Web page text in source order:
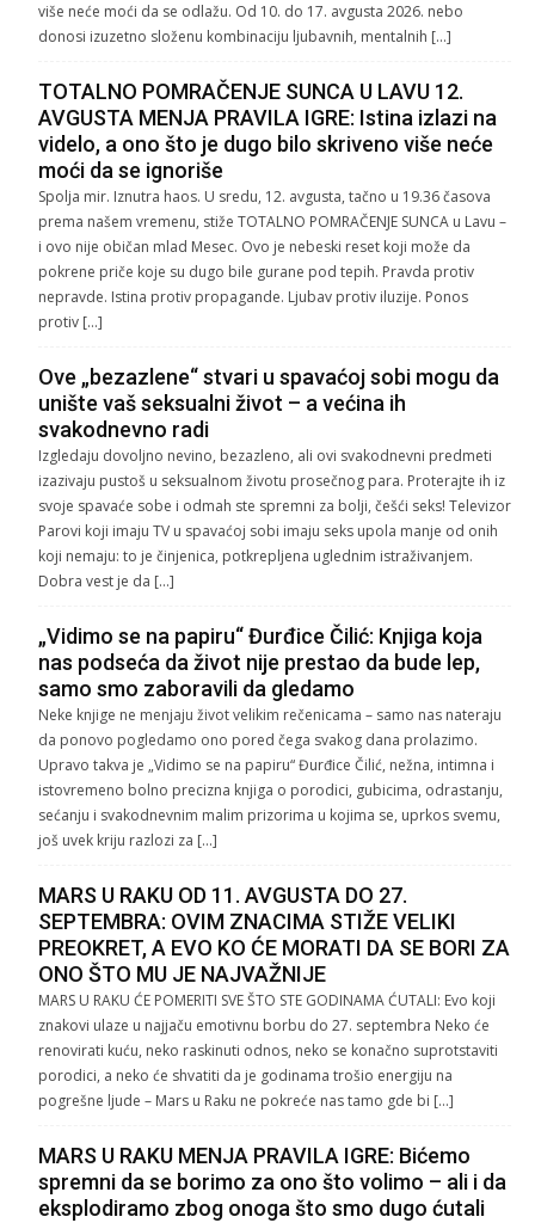
više neće moći da se odlažu. Od 10. do 17. avgusta 2026. nebo
donosi izuzetno složenu kombinaciju ljubavnih, mentalnih […]
TOTALNO POMRAČENJE SUNCA U LAVU 12.
AVGUSTA MENJA PRAVILA IGRE: Istina izlazi na
videlo, a ono što je dugo bilo skriveno više neće
moći da se ignoriše
Spolja mir. Iznutra haos. U sredu, 12. avgusta, tačno u 19.36 časova
prema našem vremenu, stiže TOTALNO POMRAČENJE SUNCA u Lavu –
i ovo nije običan mlad Mesec. Ovo je nebeski reset koji može da
pokrene priče koje su dugo bile gurane pod tepih. Pravda protiv
nepravde. Istina protiv propagande. Ljubav protiv iluzije. Ponos
protiv […]
Ove „bezazlene“ stvari u spavaćoj sobi mogu da
unište vaš seksualni život – a većina ih
svakodnevno radi
Izgledaju dovoljno nevino, bezazleno, ali ovi svakodnevni predmeti
izazivaju pustoš u seksualnom životu prosečnog para. Proterajte ih iz
svoje spavaće sobe i odmah ste spremni za bolji, češći seks! Televizor
Parovi koji imaju TV u spavaćoj sobi imaju seks upola manje od onih
koji nemaju: to je činjenica, potkrepljena uglednim istraživanjem.
Dobra vest je da […]
„Vidimo se na papiru“ Đurđice Čilić: Knjiga koja
nas podseća da život nije prestao da bude lep,
samo smo zaboravili da gledamo
Neke knjige ne menjaju život velikim rečenicama – samo nas nateraju
da ponovo pogledamo ono pored čega svakog dana prolazimo.
Upravo takva je „Vidimo se na papiru“ Đurđice Čilić, nežna, intimna i
istovremeno bolno precizna knjiga o porodici, gubicima, odrastanju,
sećanju i svakodnevnim malim prizorima u kojima se, uprkos svemu,
još uvek kriju razlozi za […]
MARS U RAKU OD 11. AVGUSTA DO 27.
SEPTEMBRA: OVIM ZNACIMA STIŽE VELIKI
PREOKRET, A EVO KO ĆE MORATI DA SE BORI ZA
ONO ŠTO MU JE NAJVAŽNIJE
MARS U RAKU ĆE POMERITI SVE ŠTO STE GODINAMA ĆUTALI: Evo koji
znakovi ulaze u najjaču emotivnu borbu do 27. septembra Neko će
renovirati kuću, neko raskinuti odnos, neko se konačno suprotstaviti
porodici, a neko će shvatiti da je godinama trošio energiju na
pogrešne ljude – Mars u Raku ne pokreće nas tamo gde bi […]
MARS U RAKU MENJA PRAVILA IGRE: Bićemo
spremni da se borimo za ono što volimo – ali i da
eksplodiramo zbog onoga što smo dugo ćutali